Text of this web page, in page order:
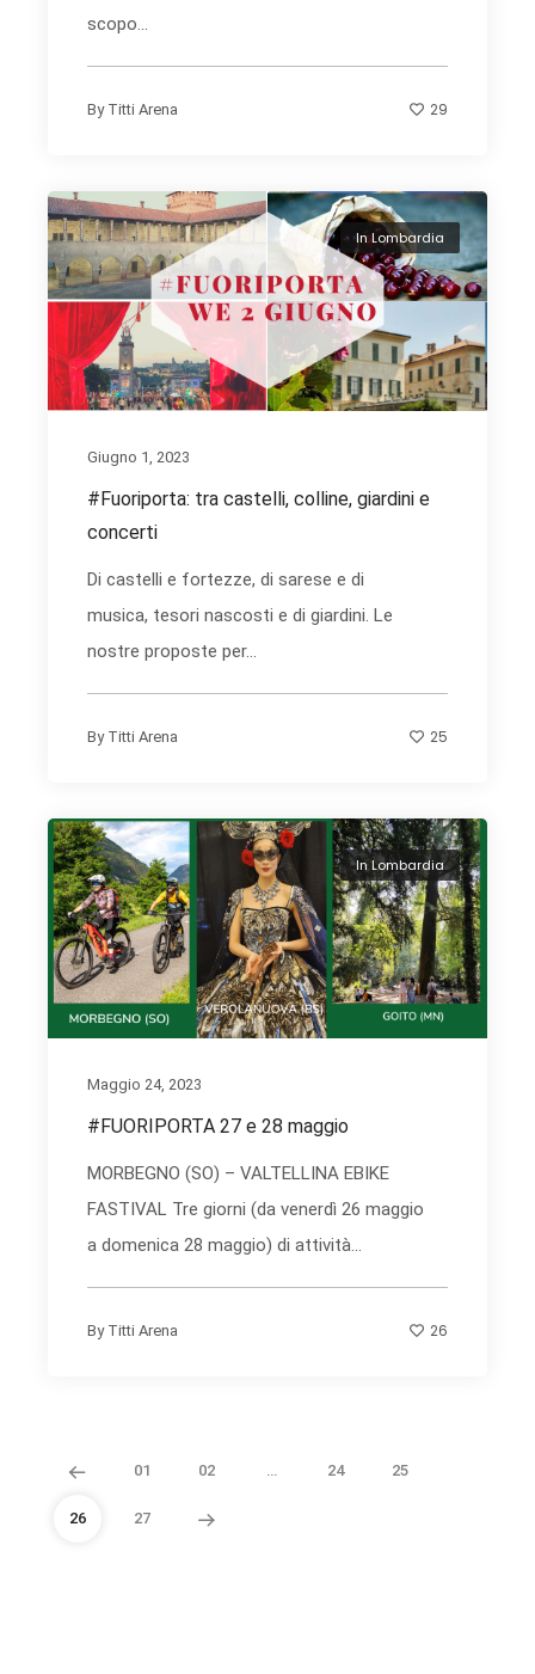
scopo...
By Titti Arena 29
In Lombardia
Giugno 1, 2023
#Fuoriporta: tra castelli, colline, giardini e
concerti
Di castelli e fortezze, di sarese e di
musica, tesori nascosti e di giardini. Le
nostre proposte per...
By Titti Arena 25
In Lombardia
Maggio 24, 2023
#FUORIPORTA 27 e 28 maggio
MORBEGNO (SO) – VALTELLINA EBIKE
FASTIVAL Tre giorni (da venerdì 26 maggio
a domenica 28 maggio) di attività...
By Titti Arena 26
01 02 … 24 25
26 27